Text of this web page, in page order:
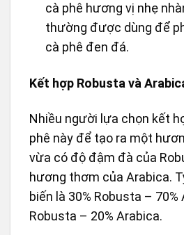
cà phê hương vị nhẹ
thường được dùng để
cà phê đen đá.
Kết hợp Robusta và
Nhiều người lựa chọn kết
phê này để tạo ra một
vừa có độ đậm đà của
hương thơm của Arabica.
biến là 30% Robusta – 70%
Robusta – 20% Arabica.